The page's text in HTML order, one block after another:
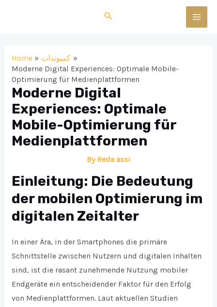
Search
Home
كمبوندات
Moderne Digital Experiences: Optimale Mobile-
Optimierung für Medienplattformen
Moderne Digital
Experiences: Optimale
Mobile-Optimierung für
Medienplattformen
By Reda assi
Einleitung: Die Bedeutung
der mobilen Optimierung im
digitalen Zeitalter
In einer Ära, in der Smartphones die primäre
Schnittstelle zwischen Nutzern und digitalen Inhalten
sind, ist die rasant zunehmende Nutzung mobiler
Endgeräte ein entscheidender Faktor für den Erfolg
von Medienplattformen. Laut aktuellen Studien